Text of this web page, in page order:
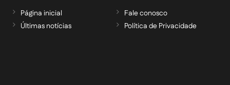
Página inicial
Últimas notícias
Fale conosco
Política de Privacidade